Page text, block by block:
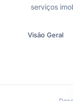
serviços
Visão Geral